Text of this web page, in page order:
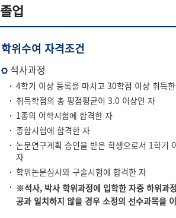
졸업
학위수여 자격조건
석사과정
4학기 이상 등록을 마치고 30학점 이상 취득
취득학점의 총 평점평균이 3.0 이상인 자
1종의 어학시험에 합격한 자
종합시험에 합격한 자
논문연구계획 승인을 받은 학생으로서 1학기
자
학위논문심사와 구술시험에 합격한 자
※석사, 박사 학위과정에 입학한 자중 하위과
공과 일치하지 않을 경우 소정의 선수과목을